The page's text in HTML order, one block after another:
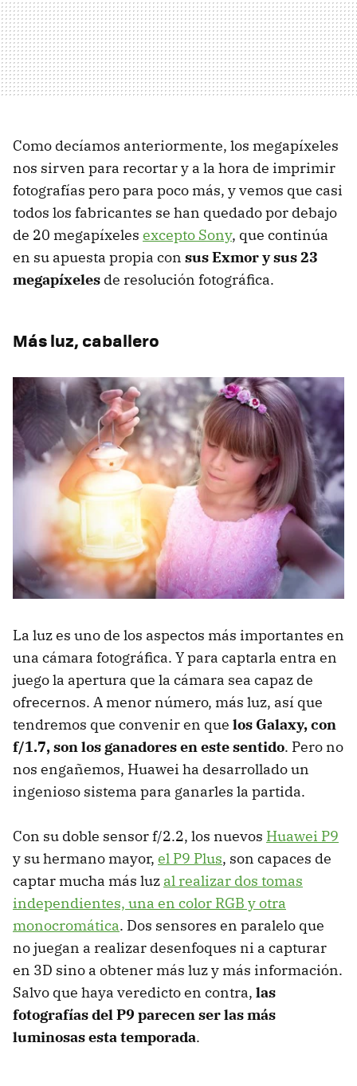
Como decíamos anteriormente, los megapíxeles
nos sirven para recortar y a la hora de imprimir
fotografías pero para poco más, y vemos que casi
todos los fabricantes se han quedado por debajo
de 20 megapíxeles excepto Sony, que continúa
en su apuesta propia con sus Exmor y sus 23
megapíxeles de resolución fotográfica.
Más luz, caballero
La luz es uno de los aspectos más importantes en
una cámara fotográfica. Y para captarla entra en
juego la apertura que la cámara sea capaz de
ofrecernos. A menor número, más luz, así que
tendremos que convenir en que los Galaxy, con
f/1.7, son los ganadores en este sentido. Pero no
nos engañemos, Huawei ha desarrollado un
ingenioso sistema para ganarles la partida.
Con su doble sensor f/2.2, los nuevos Huawei P9
y su hermano mayor, el P9 Plus, son capaces de
captar mucha más luz al realizar dos tomas
independientes, una en color RGB y otra
monocromática. Dos sensores en paralelo que
no juegan a realizar desenfoques ni a capturar
en 3D sino a obtener más luz y más información.
Salvo que haya veredicto en contra, las
fotografías del P9 parecen ser las más
luminosas esta temporada.